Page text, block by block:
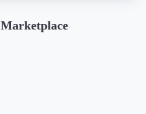
Marketplace